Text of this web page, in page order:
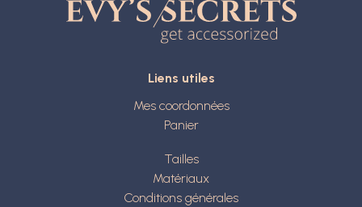
Liens utiles
Mes coordonnées
Panier
Tailles
Matériaux
Conditions générales